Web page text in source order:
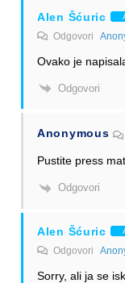
Alen Šćuric
Odgovori
Ovako je
Odgovori
Anonymous
Pustite press
Odgovori
Alen Šćuric
Odgovori
Sorry, ali ja se